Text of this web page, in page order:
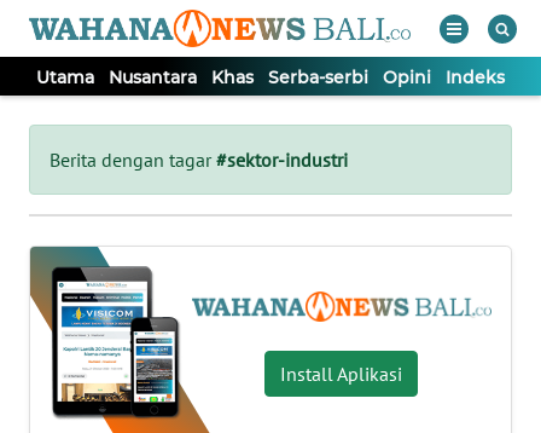
Utama Nusantara Khas Serba-serbi Opini Indeks
Berita dengan tagar#sektor-industri
Install Aplikasi
Tutup
UTAMA
NUSANTARA
KHAS
SERBA-